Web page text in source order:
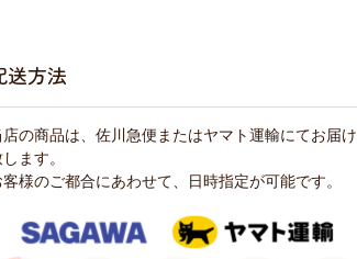
送方法
店の商品は、佐川急便またはヤマト運輸にてお届け
ます。
客様のご都合にあわせて、日時指定が可能です。